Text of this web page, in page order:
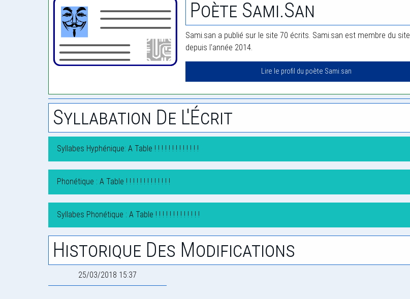
Poète Sami.san
Sami.san a publié sur le site 70 écrits. Sami.san est membre du site
depuis l'année 2014.
Lire le profil du poète Sami.san
Syllabation De L'Écrit
Syllabes Hyphénique: A Table ! ! ! ! ! ! ! ! ! ! ! ! !
Phonétique : A Table ! ! ! ! ! ! ! ! ! ! ! ! !
Syllabes Phonétique : A Table ! ! ! ! ! ! ! ! ! ! ! ! !
Historique Des Modifications
25/03/2018 15:37